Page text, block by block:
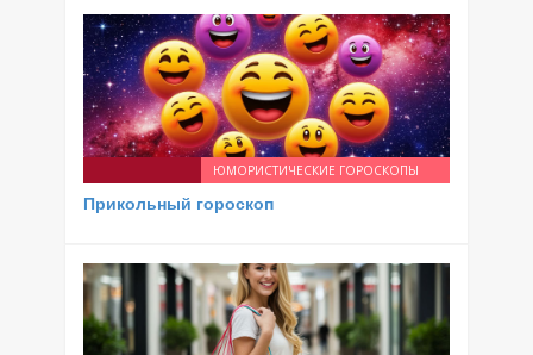
ЮМОРИСТИЧЕСКИЕ ГОРОСКОПЫ
Прикольный гороскоп